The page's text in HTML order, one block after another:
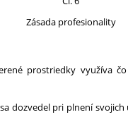
Zásada profesionality
prostriedky využíva
dozvedel pri plnení